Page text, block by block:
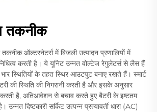
तकनीक
तकनीक ऑल्टरनेटर्स में बिजली उत्पादन प्रणालियों में
करती है। ये यूनिट उन्नत वोल्टेज रेगुलेटर्स से लैस हैं
स्थितियों के तहत स्थिर आउटपुट बनाए रखते हैं। स्मार्ट
की स्थिति की निगरानी करती है और इसके अनुसार
करती है, अतिआवेशन से बचाव करते हुए बैटरी के इष्टतम
उन्नत दिष्टकारी सर्किट उत्पन्न प्रत्यावर्ती धारा (AC)